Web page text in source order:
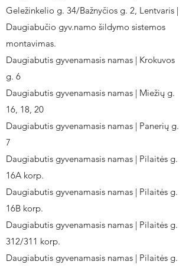
Geležinkelio g. 34/Bažnyčios g. 2, Lentvaris |
Daugiabučio gyv.namo šildymo sistemos
montavimas.
Daugiabutis gyvenamasis namas | Krokuvos
g. 6
Daugiabutis gyvenamasis namas | Miežių g.
16, 18, 20
Daugiabutis gyvenamasis namas | Panerių g.
7
Daugiabutis gyvenamasis namas | Pilaitės g.
16A korp.
Daugiabutis gyvenamasis namas | Pilaitės g.
16B korp.
Daugiabutis gyvenamasis namas | Pilaitės g.
312/311 korp.
Daugiabutis gyvenamasis namas | Pilaitės g.